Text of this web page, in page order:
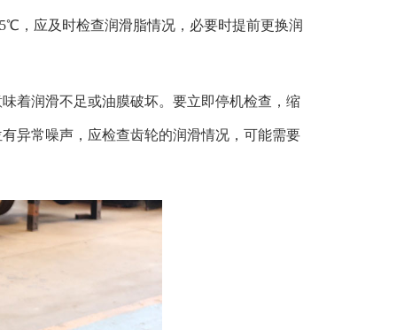
，应及时检查润滑脂情况，必要时提前更换润
着润滑不足或油膜破坏。要立即停机检查，缩
异常噪声，应检查齿轮的润滑情况，可能需要